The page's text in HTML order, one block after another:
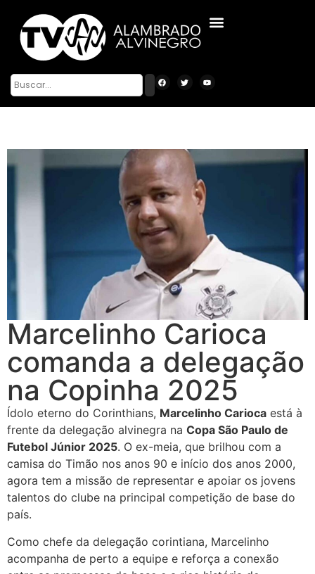
Marcelinho Carioca
comanda a delegação
na Copinha 2025
Ídolo eterno do Corinthians, Marcelinho Carioca está à
frente da delegação alvinegra na Copa São Paulo de
Futebol Júnior 2025. O ex-meia, que brilhou com a
camisa do Timão nos anos 90 e início dos anos 2000,
agora tem a missão de representar e apoiar os jovens
talentos do clube na principal competição de base do
país.
Como chefe da delegação corintiana, Marcelinho
acompanha de perto a equipe e reforça a conexão